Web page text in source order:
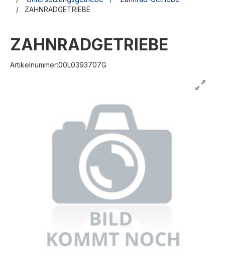
ZAHNRADGETRIEBE
ZAHNRADGETRIEBE
Artikelnummer:00L0393707G